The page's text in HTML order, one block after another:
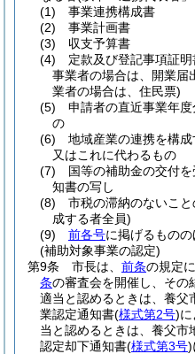
(1)
事業連携構成書
(2)
事業計画書
(3)
収支予算書
(4)
定款及び登記事項証
事業者の場合は、開業届
業者の場合は、住民票)
(5)
申請者の直近事業年
の
(6)
地域産業の連携を構
又はこれに代わるもの
(7)
国等の補助金の交付
知書の写し
(8)
市税の滞納のないこ
成する者全員)
(9)
前各号に掲げるもの
(補助対象事業の認定)
第9条
市長は、 前条の規定
条の審査会を開催し、その
適当と認めるときは、養父
業認定通知書(様式第2号)
当と認めるときは、養父市
認定却下通知書(様式第3号)